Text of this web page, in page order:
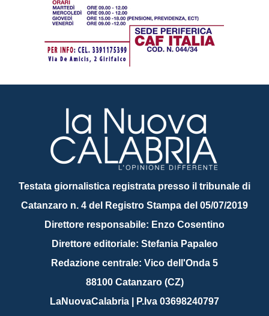
Testata giornalistica registrata presso il tribunale di
Catanzaro n. 4 del Registro Stampa del 05/07/2019
Direttore responsabile: Enzo Cosentino
Direttore editoriale: Stefania Papaleo
Redazione centrale: Vico dell'Onda 5
88100 Catanzaro (CZ)
LaNuovaCalabria | P.Iva 03698240797